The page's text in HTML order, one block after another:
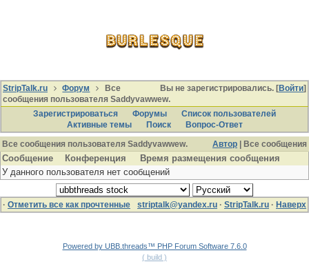
Вы не зарегистрировались. [Войти]
StripTalk.ru Форум
Все
сообщения пользователя Saddyvawwew.
Зарегистрироваться
Форумы
Список пользователей
Активные темы
Поиcк
Вопрос-Ответ
Автор | Все сообщения
Все сообщения пользователя Saddyvawwew.
Сообщение Конференция
Время размещения сообщения
У данного пользователя нет сообщений
· Отметить все как прочтенные striptalk@yandex.ru · StripTalk.ru · Наверх
Powered by UBB.threads™ PHP Forum Software 7.6.0
( build )